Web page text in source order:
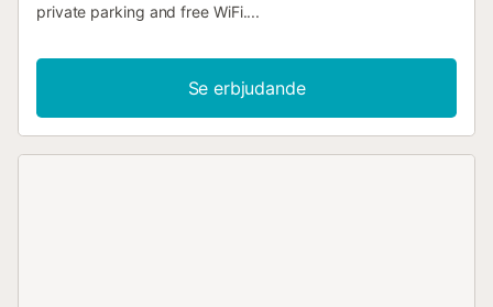
private parking and free WiFi....
Se erbjudande